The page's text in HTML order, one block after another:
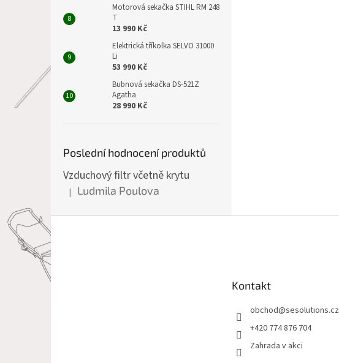
Motorová sekačka STIHL RM 248
T
13 990 Kč
Elektrická tříkolka SELVO 31000
Li
53 990 Kč
Bubnová sekačka DS-521Z
Agatha
28 990 Kč
Poslední hodnocení produktů
Vzduchový filtr včetně krytu
Hodnocení produktu je 5 z 5 hvězdiček.
| Ludmila Poulova
Kontakt
obchod@sesolutions.cz
+420 774 876 704
Zahrada v akci